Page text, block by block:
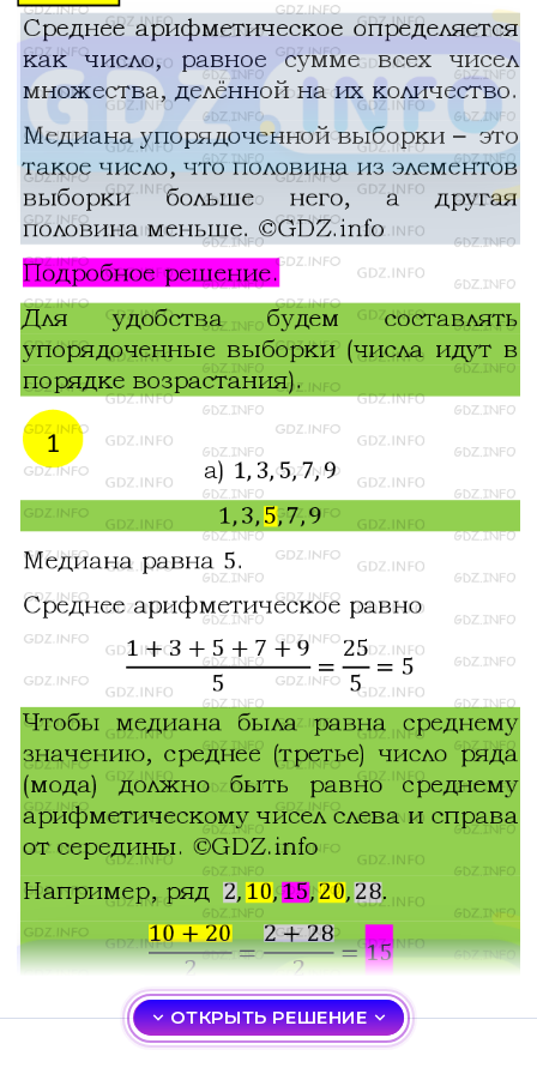
ОТКРЫТЬ РЕШЕНИЕ